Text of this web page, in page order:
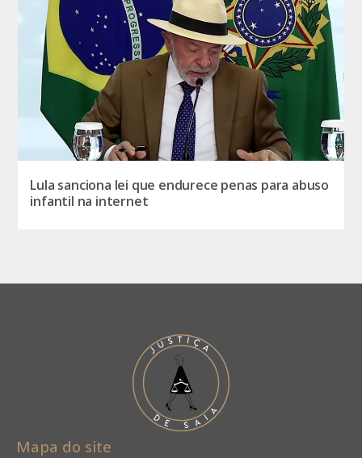
Lula sanciona lei que endurece penas para abuso
infantil na internet
Mapa do site